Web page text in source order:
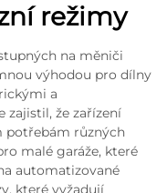
režimy
na měniči
výhodou pro dílny
a
že zařízení
potřebám různých
malé garáže, které
automatizované
které vyžadují